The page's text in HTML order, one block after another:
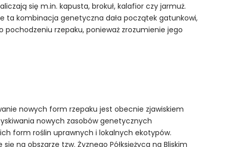
się m.in. kapusta, brokuł, kalafior czy jarmuż.
ta kombinacja genetyczna dała początek gatunkowi,
pochodzeniu rzepaku, ponieważ zrozumienie jego
nowych form rzepaku jest obecnie zjawiskiem
nowych zasobów genetycznych
form roślin uprawnych i lokalnych ekotypów.
na obszarze tzw. Żyznego Półksiężyca na Bliskim